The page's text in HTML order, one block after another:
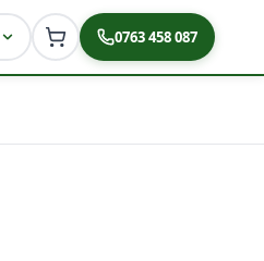
0763 458 087